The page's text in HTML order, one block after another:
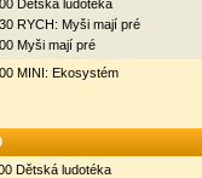
Dětská ludotéka
RYCH: Myši mají pré
Myši mají pré
MINI: Ekosystém
Dětská ludotéka